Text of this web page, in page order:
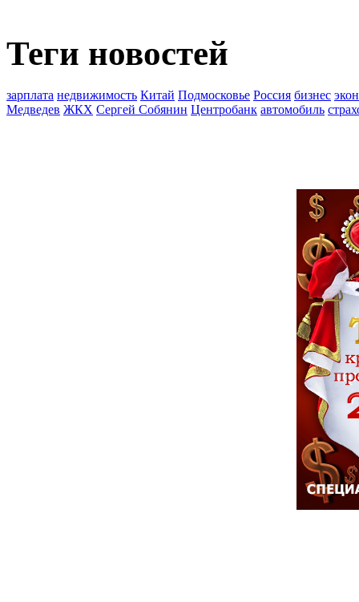
Теги новостей
зарплата недвижимость Китай Подмосковье Россия бизнес
Медведев ЖКХ Сергей Собянин Центробанк автомобиль